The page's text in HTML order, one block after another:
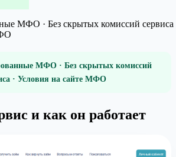
МФО · Без скрытых комиссий сервиса
МФО · Без скрытых комиссий
· Условия на сайте МФО
и как он работает